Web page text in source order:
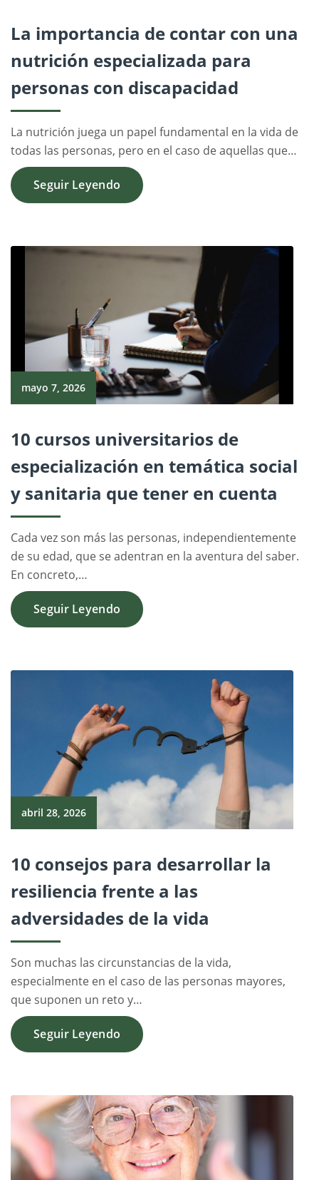
La importancia de contar con una
nutrición especializada para
personas con discapacidad
La nutrición juega un papel fundamental en la vida de
todas las personas, pero en el caso de aquellas que…
Seguir Leyendo
mayo 7, 2026
10 cursos universitarios de
especialización en temática social
y sanitaria que tener en cuenta
Cada vez son más las personas, independientemente
de su edad, que se adentran en la aventura del saber.
En concreto,…
Seguir Leyendo
abril 28, 2026
10 consejos para desarrollar la
resiliencia frente a las
adversidades de la vida
Son muchas las circunstancias de la vida,
especialmente en el caso de las personas mayores,
que suponen un reto y…
Seguir Leyendo